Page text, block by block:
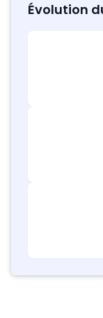
Évolution